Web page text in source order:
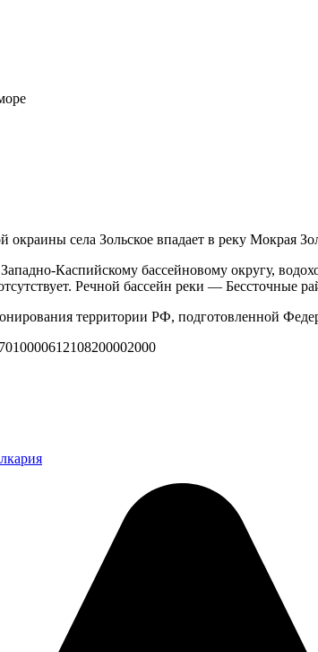
окраины села Зольское впадает в реку
Каспийскому бассейновому округу,
Речной бассейн реки — Бессточные
территории РФ, подготовленной